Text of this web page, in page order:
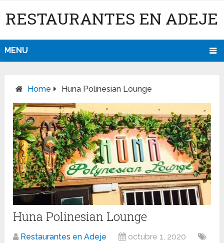
RESTAURANTES EN ADEJE
MENU
Home Huna Polinesian Lounge
Huna Polinesian Lounge
Restaurantes en Adeje
octubre 1, 2020